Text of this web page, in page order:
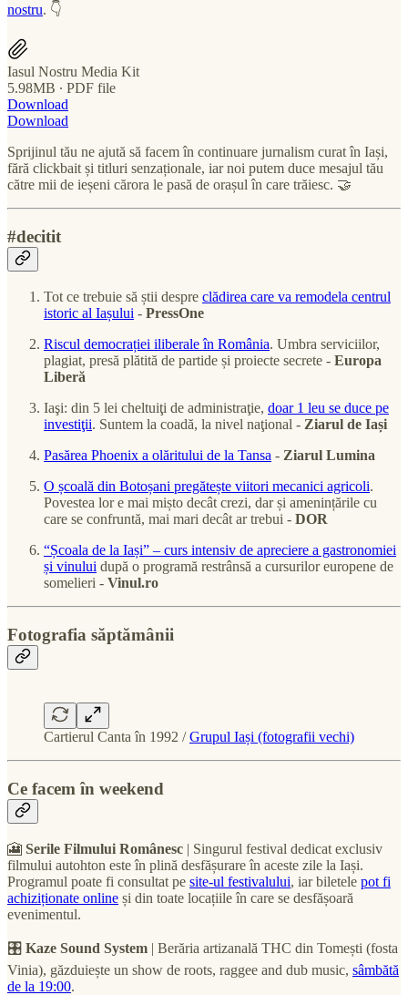
nostru. 👇
Iasul Nostru Media Kit
5.98MB ∙ PDF file
Download
Download
Sprijinul tău ne ajută să facem în continuare jurnalism curat în Iași,
fără clickbait și titluri senzaționale, iar noi putem duce mesajul tău
către mii de ieșeni cărora le pasă de orașul în care trăiesc. 🤝
#decitit
Tot ce trebuie să știi despre clădirea care va remodela centrul
istoric al Iașului - PressOne
Riscul democrației iliberale în România. Umbra serviciilor,
plagiat, presă plătită de partide și proiecte secrete - Europa
Liberă
Iaşi: din 5 lei cheltuiţi de administraţie, doar 1 leu se duce pe
investiţii. Suntem la coadă, la nivel naţional - Ziarul de Iași
Pasărea Phoenix a olăritului de la Tansa - Ziarul Lumina
O școală din Botoșani pregătește viitori mecanici agricoli.
Povestea lor e mai mișto decât crezi, dar și amenințările cu
care se confruntă, mai mari decât ar trebui - DOR
“Școala de la Iași” – curs intensiv de apreciere a gastronomiei
și vinului după o programă restrânsă a cursurilor europene de
somelieri - Vinul.ro
Fotografia săptămânii
Cartierul Canta în 1992 /Grupul Iași (fotografii vechi)
Ce facem în weekend
🎦 Serile Filmului Românesc | Singurul festival dedicat exclusiv
filmului autohton este în plină desfășurare în aceste zile la Iași.
Programul poate fi consultat pe site-ul festivalului, iar biletele pot fi
achiziționate online și din toate locațiile în care se desfășoară
evenimentul.
🎛 Kaze Sound System | Berăria artizanală THC din Tomești (fosta
Vinia), găzduiește un show de roots, raggee and dub music, sâmbătă
de la 19:00.